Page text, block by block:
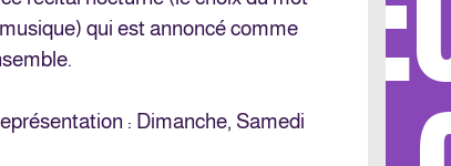
qui est annoncé comme
: Dimanche, Samedi